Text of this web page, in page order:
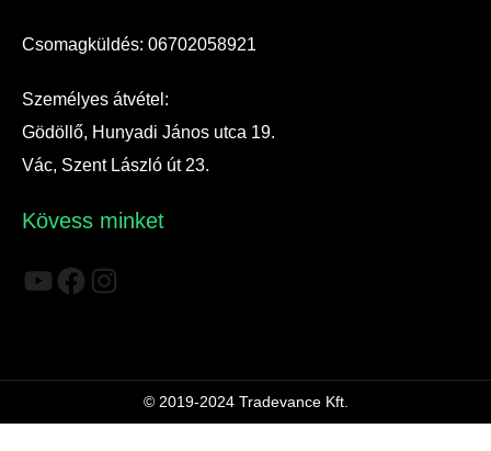
Csomagküldés: 06702058921
Személyes átvétel:
Gödöllő, Hunyadi János utca 19.
Vác, Szent László út 23.
Kövess minket
YouTube
Facebook
Instagram
© 2019-2024 Tradevance Kft.